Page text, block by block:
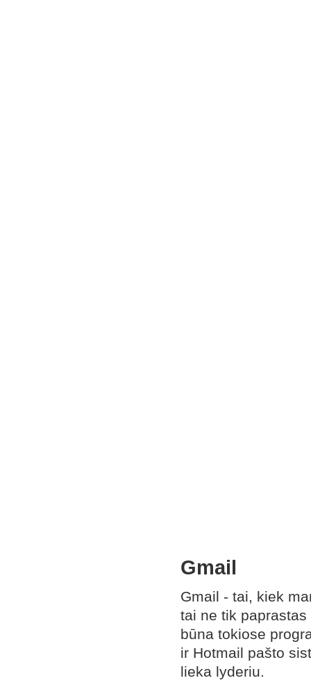
Gmail
Gmail - tai, kiek
tai ne tik
būna tokiose
ir Hotmail pašto
lieka lyderiu.